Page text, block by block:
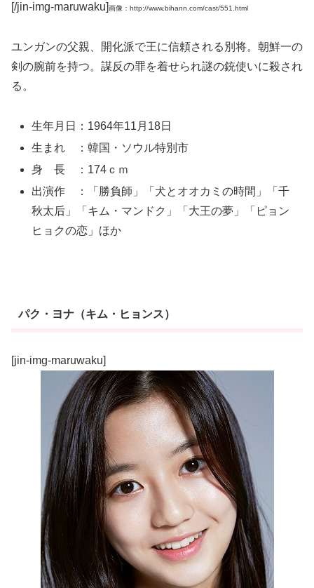
[/jin-img-maruwaku]画像：http://www.bihann.com/cast/551.html
ユンガンの父親、開化派で王に信頼される別将。朝鮮一の
剣の腕前を持つ。謀反の罪を着せられ謎の銃使いに殺され
る。
生年月日：1964年11月18日
生まれ ：韓国・ソウル特別市
身 長 ：174ｃｍ
出演作 ：「勝負師」「犬とオオカミの時間」「千
秋太后」「キム・マンドク」「大王の夢」「ピョン
ヒョクの恋」ほか
パク・ヨナ（キム・ヒョンス）
[jin-img-maruwaku]